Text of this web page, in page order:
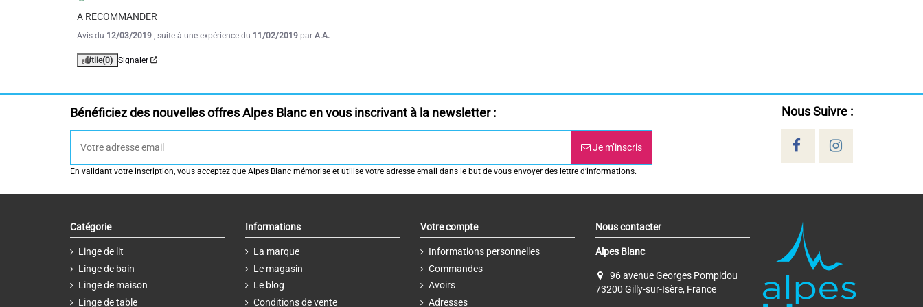
A RECOMMANDER
Avis du 12/03/2019 , suite à une expérience du 11/02/2019 par A.A.
Utile(0) Signaler
Bénéficiez des nouvelles offres Alpes Blanc en vous inscrivant à la newsletter :
Je m’inscris
En validant votre inscription, vous acceptez que Alpes Blanc mémorise et utilise votre adresse email dans le but de vous envoyer des lettre d’informations.
Nous Suivre :
Catégorie
Linge de lit
Linge de bain
Linge de maison
Linge de table
Informations
La marque
Le magasin
Le blog
Conditions de vente
Votre compte
Informations personnelles
Commandes
Avoirs
Adresses
Nous contacter
Alpes Blanc
96 avenue Georges Pompidou
73200 Gilly-sur-Isère, France